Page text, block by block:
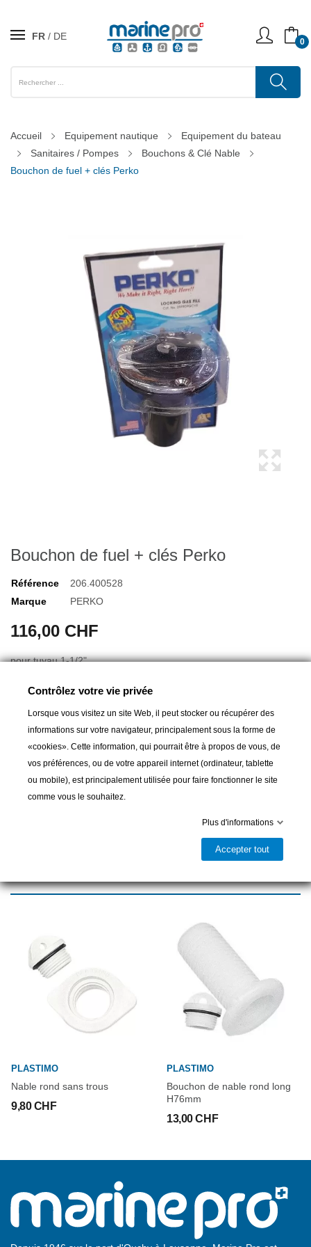
FR DE 0
Accueil Equipement nautique
Equipement du bateau
Sanitaires / Pompes
Bouchons & Clé Nable
Bouchon de fuel + clés Perko
Bouchon de fuel + clés Perko
Référence
206.400528
Marque
PERKO
116,00 CHF
pour tuyau 1-1/2"
Dernier article en stock
16 autres produits dans la même
PLASTIMO
Nable rond sans trous
9,80 CHF
PLASTIMO
Bouchon de nable rond long
H76mm
13,00 CHF
Contrôlez votre vie privée
Lorsque vous visitez un site Web, il peut stocker ou récupérer des
informations sur votre navigateur, principalement sous la forme de
«cookies». Cette information, qui pourrait être à propos de vous, de
vos préférences, ou de votre appareil internet (ordinateur, tablette
ou mobile), est principalement utilisée pour faire fonctionner le site
comme vous le souhaitez.
Plus d'informations
Accepter tout